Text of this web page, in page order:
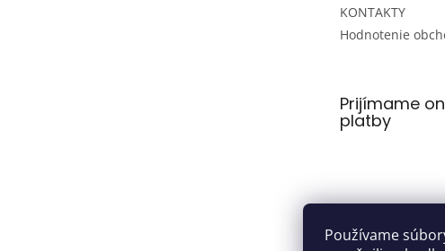
Používame
KONTAKTY
Hodnotenie
Prijímame
platby